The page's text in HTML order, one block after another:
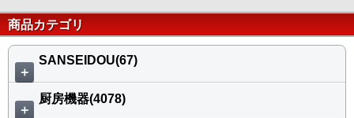
商品カテゴリ
＋
SANSEIDOU(67)
＋
厨房機器(4078)